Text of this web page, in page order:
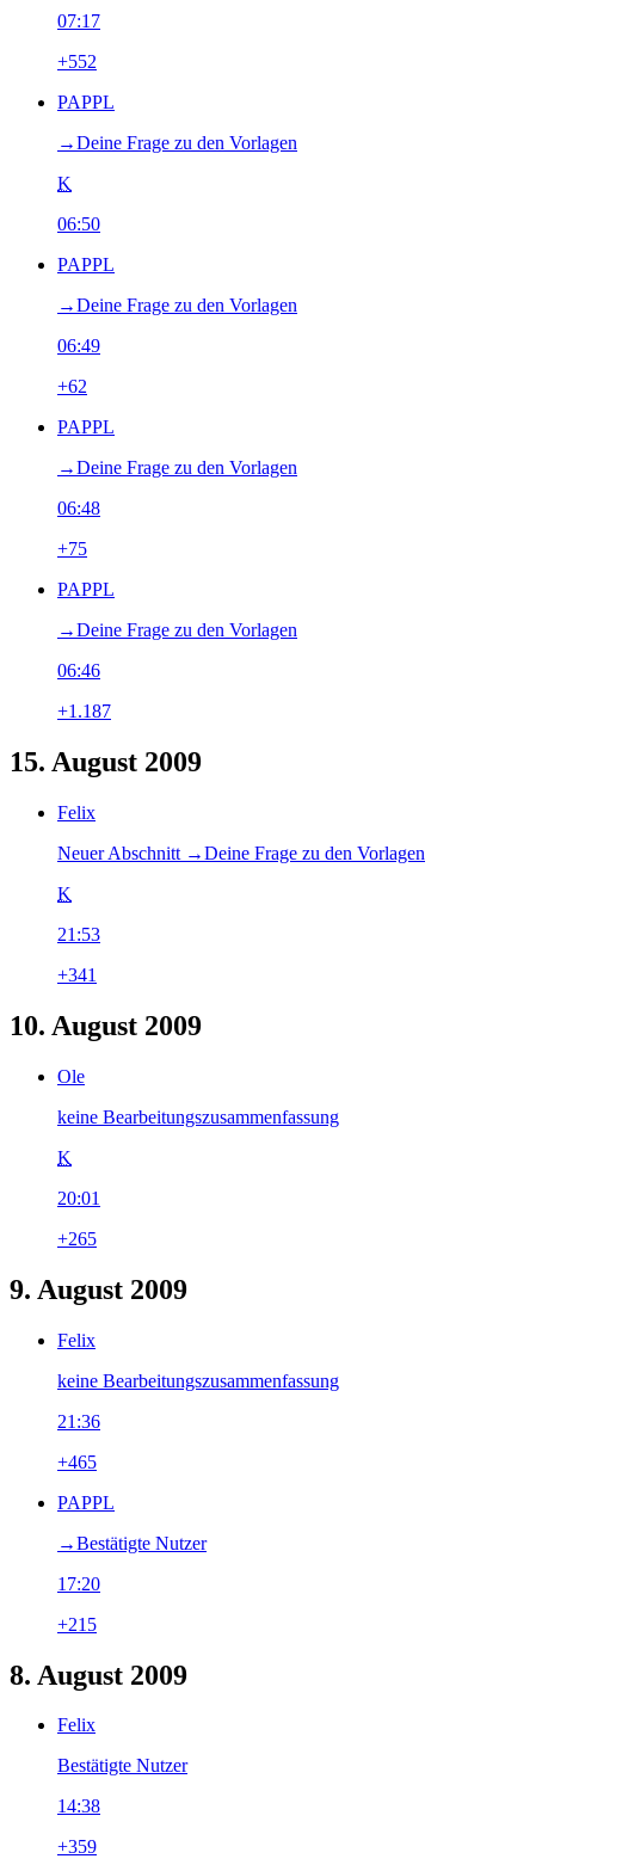
07:17
+552
PAPPL
→‎Deine Frage zu den Vorlagen
K
06:50
PAPPL
→‎Deine Frage zu den Vorlagen
06:49
+62
PAPPL
→‎Deine Frage zu den Vorlagen
06:48
+75
PAPPL
→‎Deine Frage zu den Vorlagen
06:46
+1.187
15. August 2009
Felix
Neuer Abschnitt →‎Deine Frage zu den Vorlagen
K
21:53
+341
10. August 2009
Ole
keine Bearbeitungszusammenfassung
K
20:01
+265
9. August 2009
Felix
keine Bearbeitungszusammenfassung
21:36
+465
PAPPL
→‎Bestätigte Nutzer
17:20
+215
8. August 2009
Felix
Bestätigte Nutzer
14:38
+359